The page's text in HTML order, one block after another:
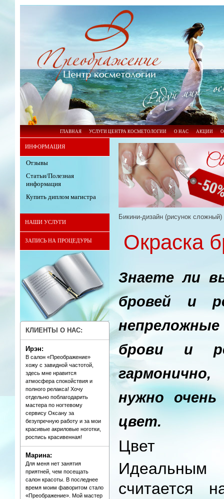
ГЛАВНАЯ УСЛУГИ ЦЕНТРА КОСМЕТОЛОГИИ О НАС АКЦИИ
ИНФОРМАЦИЯ
Отзывы
Статьи/Полезная
информация
Купить диплом магистра
НАШИ УСЛУГИ
ЗАПИСЬ НА ПРОЦЕДУРЫ
КЛИЕНТЫ О НАС:
Ирэн:
В салон «Преображение»
хожу с завидной частотой,
здесь мне нравится
атмосфера спокойствия и
полного релакса! Хочу
отдельно поблагодарить
мастера по ногтевому
сервису Оксану за
безупречную работу и за мои
красивые акриловые ноготки,
роспись красивенная!
Марина:
Для меня нет занятия
приятней, чем посещать
салон красоты. В последнее
время моим фаворитом стало
«Преображение». Мой мастер
Бикини-дизайн (рисунок сложный)
Окраска
Знаете ли
бровей и
брови и
нужно
цвет.
Цвет
считается